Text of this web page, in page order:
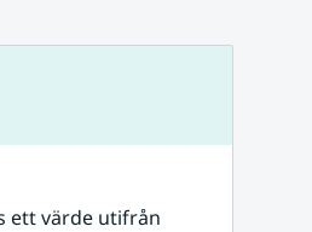
ett värde utifrån